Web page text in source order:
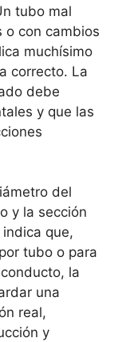
tubo mal
o con cambios
muchísimo
correcto. La
debe
y que las
del
y la sección
que,
tubo o para
la
una
real,
y